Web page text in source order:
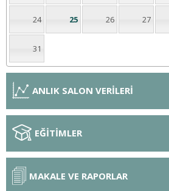
24 25 26 27
31
ANLIK SALON VERİLERİ
EĞİTİMLER
MAKALE VE RAPORLAR